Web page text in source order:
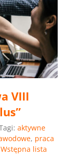
VIII
aktywne
, praca
Wstępna lista